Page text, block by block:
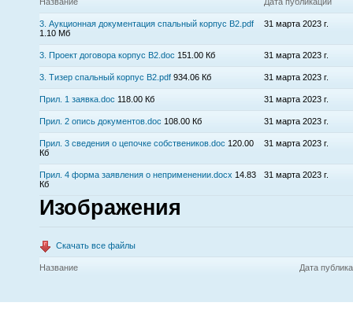
3. Аукционная документация спальный корпус В2.pdf
1.10 Мб
31 марта 2023 г.
3. Проект договора корпус В2.doc 151.00 Кб 31 марта 2023 г.
3. Тизер спальный корпус В2.pdf 934.06 Кб 31 марта 2023 г.
Прил. 1 заявка.doc 118.00 Кб 31 марта 2023 г.
Прил. 2 опись документов.doc 108.00 Кб 31 марта 2023 г.
Прил. 3 сведения о цепочке собствеников.doc 120.00
Кб
31 марта 2023 г.
Прил. 4 форма заявления о неприменении.docx 14.83
Кб
31 марта 2023 г.
Изображения
Скачать все файлы
Название Дата